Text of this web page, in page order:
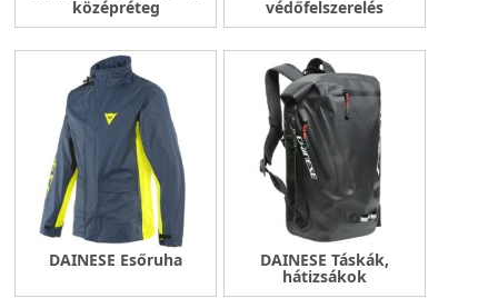
középréteg védőfelszerelés
DAINESE Esőruha DAINESE Táskák,
hátizsákok